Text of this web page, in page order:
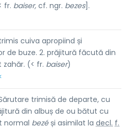
fr. baiser, cf. ngr. bezes].
cuiva apropiind și
de buze. 2. prăjitură făcută din
(< fr. baiser)
trimisă de departe, cu
din albuș de ou bătut cu
normal bezéși asimilat la decl. f.